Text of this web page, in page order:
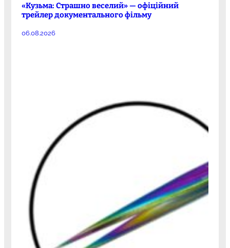
«Кузьма: Страшно веселий» — офіційний
трейлер документального фільму
06.08.2026